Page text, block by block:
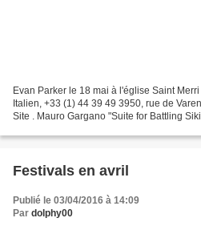
Evan Parker le 18 mai à l'église Saint
Italien, +33 (1) 44 39 49 3950, rue de
Site . Mauro Gargano "Suite for Battling
Festivals en avril
Publié le 03/04/2016 à 14:09
Par dolphy00